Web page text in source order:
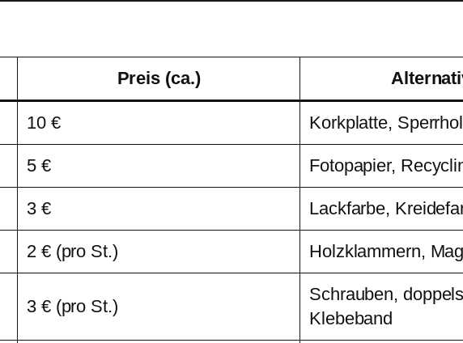
Preis (ca.)
10 € Korkplatte,
5 € Fotopapier,
3 € Lackfarbe,
2 € (pro St.) Holzklammern,
3 € (pro St.)
Schrauben,
Klebeband